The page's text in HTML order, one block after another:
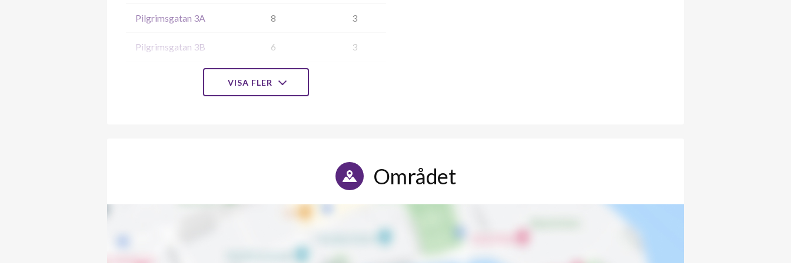
Pilgrimsgatan 3A 8 3
Pilgrimsgatan 3B 6 3
-
-
VISA FLER
Området